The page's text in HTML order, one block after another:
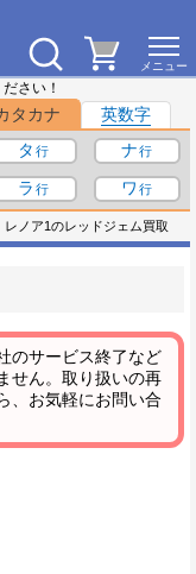
さい！
タカナ
英数字
タ
ナ
ラ ワ
レノア1のレッドジェム買取
のサービス終了など
せん。取り扱いの再
、お気軽にお問い合